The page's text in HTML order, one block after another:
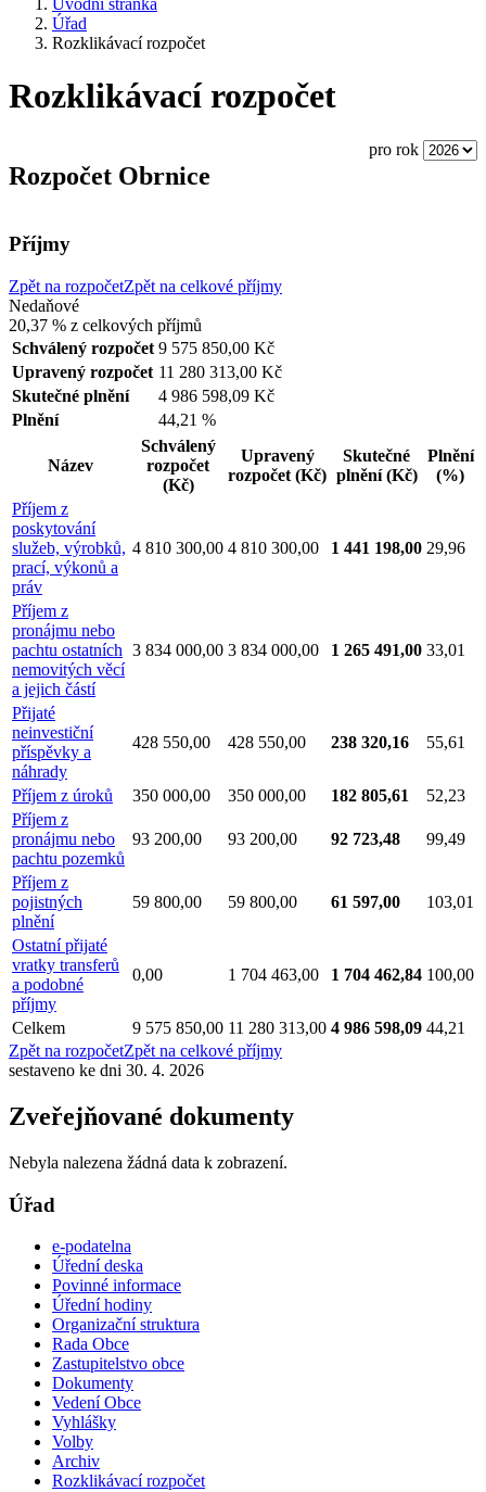
Úvodní stránka
Úřad
Rozklikávací rozpočet
Rozklikávací rozpočet
pro rok
Rozpočet Obrnice
Příjmy
Zpět na rozpočetZpět na celkové příjmy
Nedaňové
20,37 % z celkových příjmů
Schválený rozpočet 9 575 850,00 Kč
Upravený rozpočet 11 280 313,00 Kč
Skutečné plnění
4 986 598,09 Kč
Plnění
44,21 %
Název
Schválený
rozpočet
(Kč)
Upravený
rozpočet (Kč)
Skutečné
plnění(Kč)
Plnění
(%)
Příjem z
poskytování
služeb, výrobků,
prací, výkonů a
práv
4 810 300,00 4 810 300,00 1 441 198,00 29,96
Příjem z
pronájmu nebo
pachtu ostatních
nemovitých věcí
a jejich částí
3 834 000,00 3 834 000,00 1 265 491,00 33,01
Přijaté
neinvestiční
příspěvky a
náhrady
428 550,00 428 550,00 238 320,16 55,61
Příjem z úroků 350 000,00 350 000,00 182 805,61
52,23
Příjem z
pronájmu nebo
pachtu pozemků
93 200,00 93 200,00 92 723,48 99,49
Příjem z
pojistných
plnění
59 800,00 59 800,00 61 597,00 103,01
Ostatní přijaté
vratky transferů
a podobné
příjmy
0,00 1 704 463,00 1 704 462,84 100,00
Celkem 9 575 850,00 11 280 313,00 4 986 598,09 44,21
Zpět na rozpočetZpět na celkové příjmy
sestaveno ke dni 30. 4. 2026
Zveřejňované dokumenty
Nebyla nalezena žádná data k zobrazení.
Úřad
e-podatelna
Úřední deska
Povinné informace
Úřední hodiny
Organizační struktura
Rada Obce
Zastupitelstvo obce
Dokumenty
Vedení Obce
Vyhlášky
Volby
Archiv
Rozklikávací rozpočet